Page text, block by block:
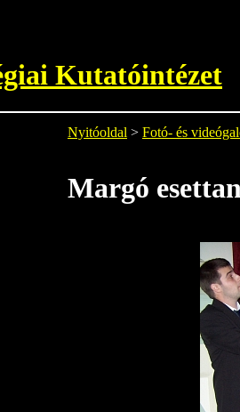
Kutatóintézet
Nyitóoldal > Fotó- és
Margó